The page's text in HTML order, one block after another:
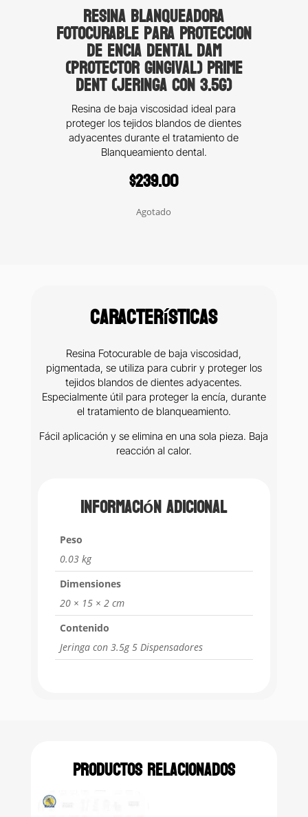
Resina Blanqueadora
Fotocurable para Proteccion
de Encia Dental Dam
(protector gingival) Prime
Dent (Jeringa con 3.5g)
Resina de baja viscosidad ideal para
proteger los tejidos blandos de dientes
adyacentes durante el tratamiento de
Blanqueamiento dental.
$239.00
Agotado
Características
Resina Fotocurable de baja viscosidad,
pigmentada, se utiliza para cubrir y proteger los
tejidos blandos de dientes adyacentes.
Especialmente útil para proteger la encía, durante
el tratamiento de blanqueamiento.
Fácil aplicación y se elimina en una sola pieza. Baja
reacción al calor.
Información adicional
Peso
0.03 kg
Dimensiones
20 × 15 × 2 cm
Contenido
Jeringa con 3.5g 5 Dispensadores
Productos relacionados